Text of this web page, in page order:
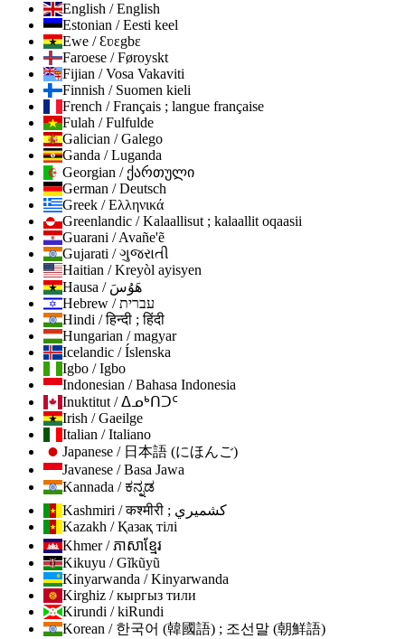
English / English
Estonian / Eesti keel
Ewe / Ɛʋɛgbɛ
Faroese / Føroyskt
Fijian / Vosa Vakaviti
Finnish / Suomen kieli
French / Français ; langue française
Fulah / Fulfulde
Galician / Galego
Ganda / Luganda
Georgian / ქართული
German / Deutsch
Greek / Ελληνικά
Greenlandic / Kalaallisut ; kalaallit oqaasii
Guarani / Avañe'ẽ
Gujarati / ગુજરાતી
Haitian / Kreyòl ayisyen
Hausa / هَوُسَ
Hebrew / עברית
Hindi / हिन्दी ; हिंदी
Hungarian / magyar
Icelandic / Íslenska
Igbo / Igbo
Indonesian / Bahasa Indonesia
Inuktitut / ᐃᓄᒃᑎᑐᑦ
Irish / Gaeilge
Italian / Italiano
Japanese / 日本語 (にほんご)
Javanese / Basa Jawa
Kannada / ಕನ್ನಡ
Kashmiri / कश्मीरी ; كشميري
Kazakh / Қазақ тілі
Khmer / ភាសាខ្មែរ
Kikuyu / Gĩkũyũ
Kinyarwanda / Kinyarwanda
Kirghiz / кыргыз тили
Kirundi / kiRundi
Korean / 한국어 (韓國語) ; 조선말 (朝鮮語)